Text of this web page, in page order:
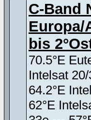
C-Band
Europa/
bis
70.5°E
Intelsat
64.2°E
62°E